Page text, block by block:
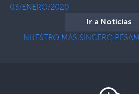
03/ENERO/2020
Ir a Noticias
NUESTRO MÁS SINCERO